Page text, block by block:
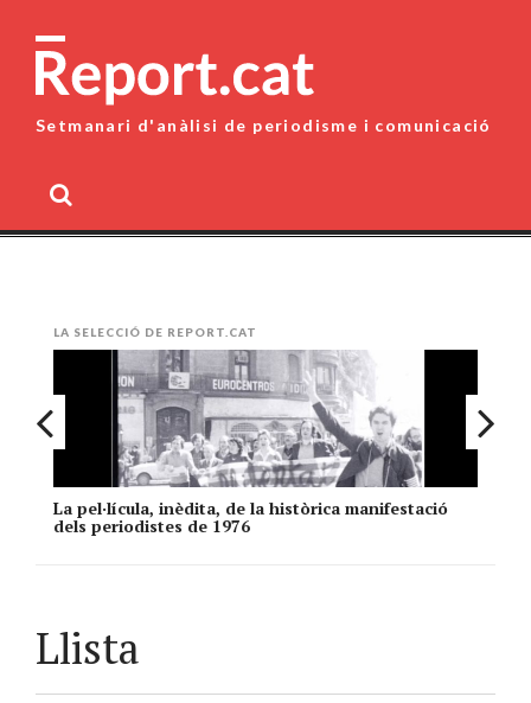
content
Setmanari d'anàlisi de periodisme i comunicació
LA SELECCIÓ DE REPORT.CAT
La pel·lícula, inèdita, de la històrica manifestació
dels periodistes de 1976
Llista